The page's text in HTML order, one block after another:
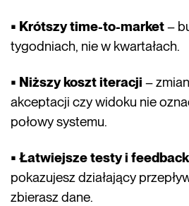
• Krótszy time-to-market–
tygodniach, nie w kwartałach.
• Niższy koszt iteracji –
akceptacji czy widoku nie
połowy systemu.
• Łatwiejsze testy i
pokazujesz działający
zbierasz dane.